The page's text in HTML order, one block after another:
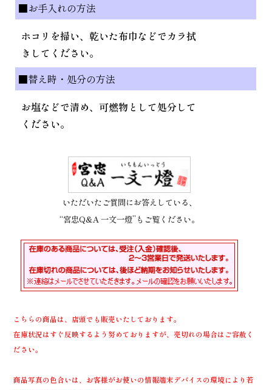
■お手入れの方法
ホコリを掃い、乾いた布巾などでカラ拭
きしてください。
■替え時・処分の方法
お塩などで清め、可燃物として処分して
ください。
いただいたご質問にお答えしている、
“宮忠Q&A 一文一燈”もご覧ください。
こちらの商品は、店頭でも販売いたしております。
在庫状況はすぐ反映するよう努めておりますが、売切れの場合はご容赦く
ださい。
商品写真の色合いは、お客様がお使いの情報端末デバイスの環境により若